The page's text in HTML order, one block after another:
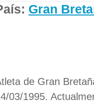
Gran
de Gran
03/1995.